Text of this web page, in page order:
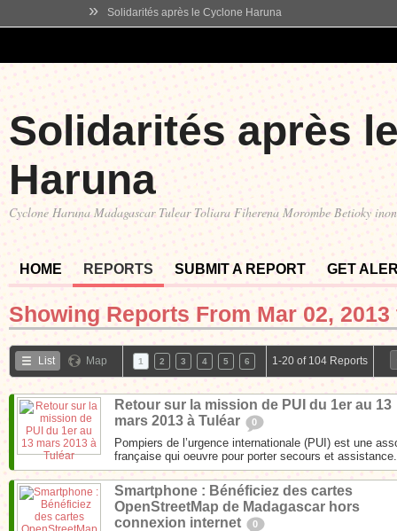
» Solidarités après le Cyclone Haruna
Solidarités après
Haruna
Cyclone Haruna Madagascar Tulear Toliara Fiherena Morombe Betioky
HOME REPORTS SUBMIT A REPORT GET
Showing Reports From Mar 02,
List Map 1 2 3 4 5 6 1-20 of 104 Reports
Retour sur la mission de PUI du 1er au 13
mars 2013 à Tuléar
0
Pompiers de l’urgence internationale (PUI) est une
française qui oeuvre pour porter secours et
Smartphone : Bénéficiez des cartes
OpenStreetMap de Madagascar hors
connexion internet
0